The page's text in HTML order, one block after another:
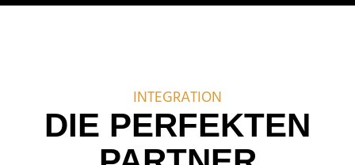
INTEGRA­TION
DIE PERFEKTEN